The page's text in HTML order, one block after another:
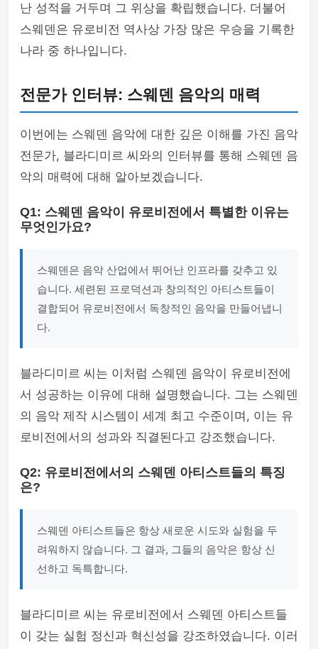
난 성적을 거두며 그 위상을 확립했습니다. 더불어
스웨덴은 유로비전 역사상 가장 많은 우승을 기록한
나라 중 하나입니다.
전문가 인터뷰: 스웨덴 음악의 매력
이번에는 스웨덴 음악에 대한 깊은 이해를 가진 음악
전문가, 블라디미르 씨와의 인터뷰를 통해 스웨덴 음
악의 매력에 대해 알아보겠습니다.
Q1: 스웨덴 음악이 유로비전에서 특별한 이유는
무엇인가요?
스웨덴은 음악 산업에서 뛰어난 인프라를 갖추고 있
습니다. 세련된 프로덕션과 창의적인 아티스트들이
결합되어 유로비전에서 독창적인 음악을 만들어냅니
다.
블라디미르 씨는 이처럼 스웨덴 음악이 유로비전에
서 성공하는 이유에 대해 설명했습니다. 그는 스웨덴
의 음악 제작 시스템이 세계 최고 수준이며, 이는 유
로비전에서의 성과와 직결된다고 강조했습니다.
Q2: 유로비전에서의 스웨덴 아티스트들의 특징
은?
스웨덴 아티스트들은 항상 새로운 시도와 실험을 두
려워하지 않습니다. 그 결과, 그들의 음악은 항상 신
선하고 독특합니다.
블라디미르 씨는 유로비전에서 스웨덴 아티스트들
이 갖는 실험 정신과 혁신성을 강조하였습니다. 이러